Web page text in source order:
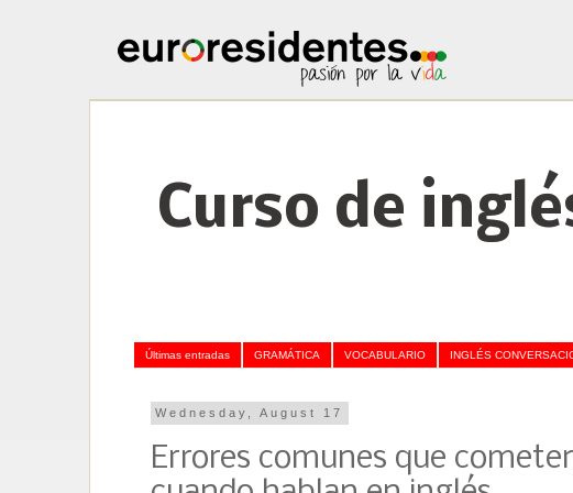
Curso de
Últimas entradas GRAMÁTICA VOCABULARIO INGLÉS
Wednesday, August 17
Errores comunes que